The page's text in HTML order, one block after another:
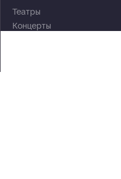
Театры
Концерты